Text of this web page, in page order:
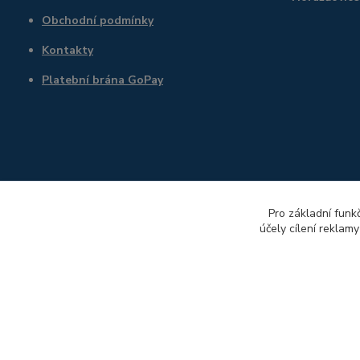
Obchodní podmínky
Kontakty
Platební brána GoPay
Pro základní
účely cílení